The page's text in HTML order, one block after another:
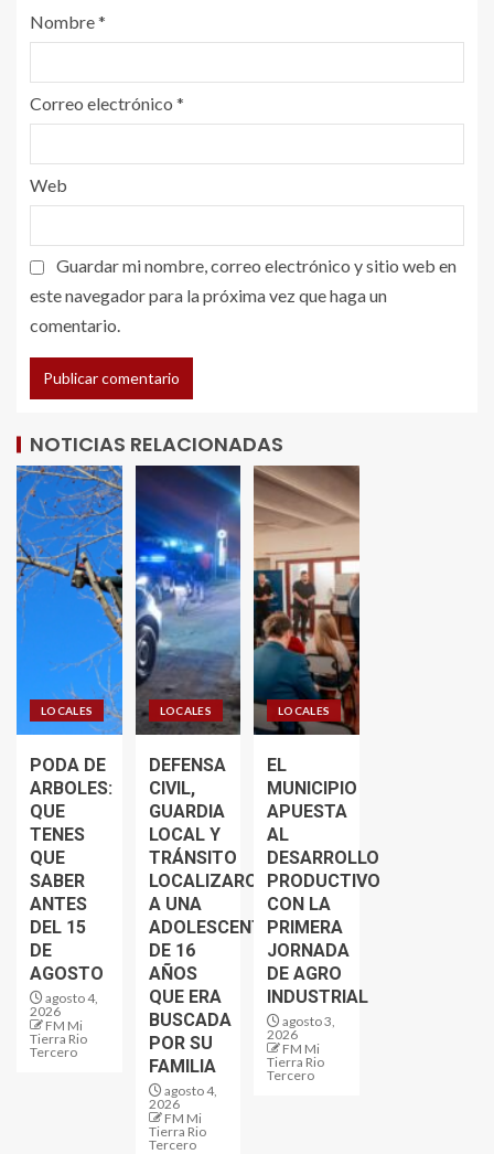
Nombre*
Correo electrónico *
Web
Guardar mi nombre, correo electrónico y sitio web en
este navegador para la próxima vez que haga un
comentario.
NOTICIAS RELACIONADAS
LOCALES
PODA DE
ARBOLES:
QUE
TENES
QUE
SABER
ANTES
DEL 15
DE
AGOSTO
agosto 4,
2026
FM Mi
Tierra Rio
Tercero
LOCALES
DEFENSA
CIVIL,
GUARDIA
LOCAL Y
TRÁNSITO
LOCALIZARON
A UNA
ADOLESCENTE
DE 16
AÑOS
QUE ERA
BUSCADA
POR SU
FAMILIA
agosto 4,
2026
FM Mi
Tierra Rio
Tercero
LOCALES
EL
MUNICIPIO
APUESTA
AL
DESARROLLO
PRODUCTIVO
CON LA
PRIMERA
JORNADA
DE AGRO
INDUSTRIAL
agosto 3,
2026
FM Mi
Tierra Rio
Tercero